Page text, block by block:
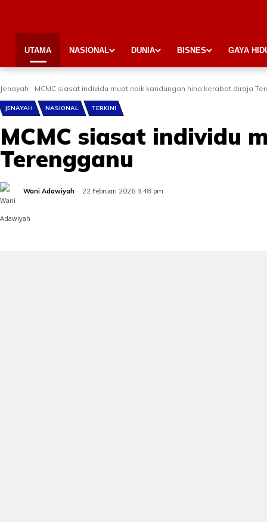
UTAMA NASIONAL DUNIA BISNES GAYA
Jenayah MCMC siasat individu muat naik kandungan hina kerabat diraja
JENAYAH NASIONAL TERKINI
MCMC siasat individu
Terengganu
Wani Adawiyah 22 Februari 2026 3:48 pm